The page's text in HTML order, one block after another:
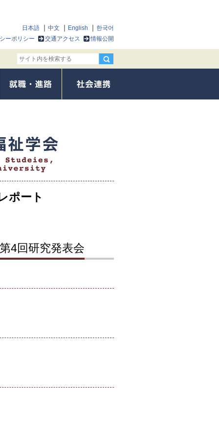
日本語 中文 English
한국어
ーポリシー 交通アクセス 情報公開
ポート
4回研究発表会